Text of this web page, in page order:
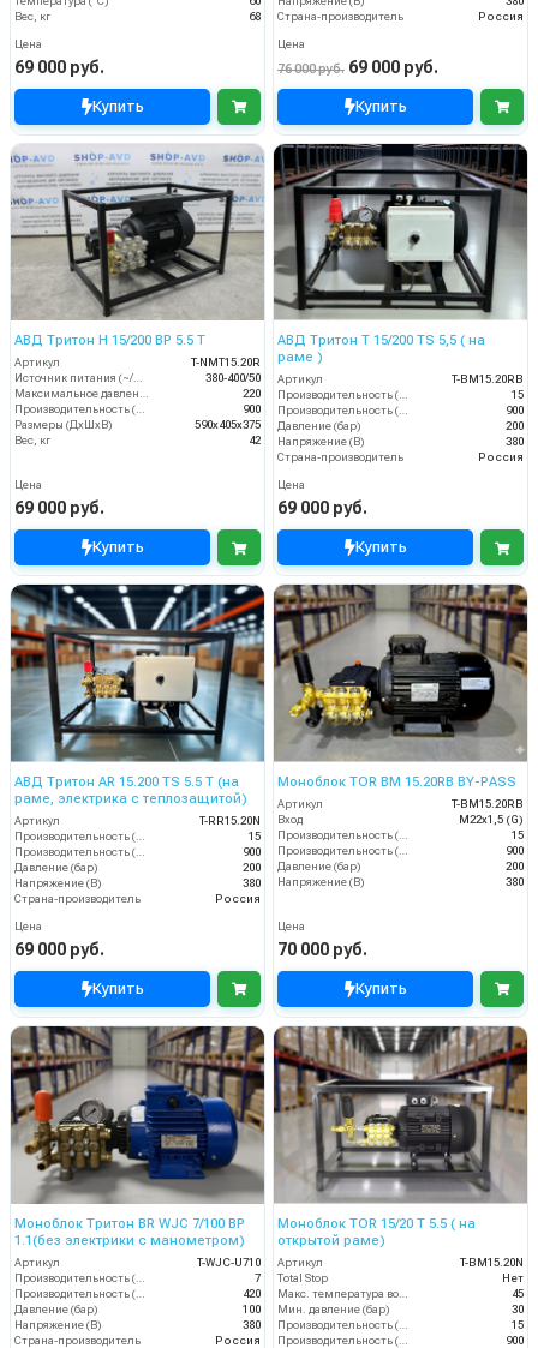
Вес, кг
68
Цена
69 000 руб.
Купить
Страна-производитель
Россия
Цена
76 000 руб. 69 000 руб.
Купить
АВД Тритон H 15/200 BP 5.5 T
Артикул
T-NMT15.20R
Источник питания (~/В/Гц)
380-400/50
Максимальное давление (бар)
220
Производительность (л/ч)
900
Размеры (ДхШхВ)
590х405х375
Вес, кг
42
Цена
69 000 руб.
Купить
АВД Тритон Т 15/200 TS 5,5 ( на
раме )
Артикул
T-BM15.20RB
Производительность (л/мин)
15
Производительность (л/ч)
900
Давление (бар)
200
Напряжение (В)
380
Страна-производитель
Россия
Цена
69 000 руб.
Купить
АВД Тритон AR 15.200 TS 5.5 Т (на
раме, электрика с теплозащитой)
Артикул
T-RR15.20N
15
900
Давление (бар)
200
Напряжение (В)
380
Страна-производитель
Россия
Цена
69 000 руб.
Купить
Моноблок TOR BM 15.20RB BY-PASS
Артикул
T-BM15.20RB
Вход
M22х1,5 (G)
15
900
Давление (бар)
200
Напряжение (В)
380
Цена
70 000 руб.
Купить
Моноблок Тритон BR WJC 7/100 BP
1.1(без электрики с манометром)
Артикул
T-WJC-U710
7
420
Давление (бар)
100
Напряжение (В)
380
Страна-производитель
Россия
Моноблок TOR 15/20 T 5.5 ( на
открытой раме)
Артикул
T-BM15.20N
Total Stop
Нет
45
Мин. давление (бар)
30
15
900